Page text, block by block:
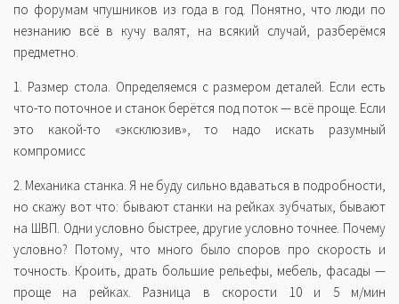
по форумам чпушников из года в год. Понятно, что люди по
незнанию всё в кучу валят, на всякий случай, разберёмся
предметно.
1. Размер стола. Определяемся с размером деталей. Если есть
что-то поточное и станок берётся под поток — всё проще. Если
это какой-то «эксклюзив», то надо искать разумный
компромисс
2. Механика станка. Я не буду сильно вдаваться в подробности,
но скажу вот что: бывают станки на рейках зубчатых, бывают
на ШВП. Одни условно быстрее, другие условно точнее. Почему
условно? Потому, что много было споров про скорость и
точность. Кроить, драть большие рельефы, мебель, фасады —
проще на рейках. Разница в скорости 10 и 5 м/мин